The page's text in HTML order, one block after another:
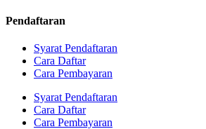
Pendaftaran
Syarat Pendaftaran
Cara Daftar
Cara Pembayaran
Syarat Pendaftaran
Cara Daftar
Cara Pembayaran